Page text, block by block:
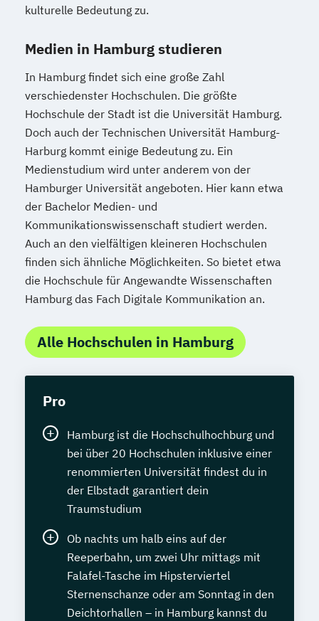
kulturelle Bedeutung zu.
Medien in Hamburg studieren
In Hamburg findet sich eine große Zahl
verschiedenster Hochschulen. Die größte
Hochschule der Stadt ist die Universität Hamburg.
Doch auch der Technischen Universität Hamburg-
Harburg kommt einige Bedeutung zu. Ein
Medienstudium wird unter anderem von der
Hamburger Universität angeboten. Hier kann etwa
der Bachelor Medien- und
Kommunikationswissenschaft studiert werden.
Auch an den vielfältigen kleineren Hochschulen
finden sich ähnliche Möglichkeiten. So bietet etwa
die Hochschule für Angewandte Wissenschaften
Hamburg das Fach Digitale Kommunikation an.
Alle Hochschulen in Hamburg
Pro
Hamburg ist die Hochschulhochburg und
bei über 20 Hochschulen inklusive einer
renommierten Universität findest du in
der Elbstadt garantiert dein
Traumstudium
Ob nachts um halb eins auf der
Reeperbahn, um zwei Uhr mittags mit
Falafel-Tasche im Hipsterviertel
Sternenschanze oder am Sonntag in den
Deichtorhallen – in Hamburg kannst du